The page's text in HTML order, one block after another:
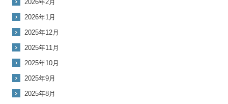
2026年2月
2026年1月
2025年12月
2025年11月
2025年10月
2025年9月
2025年8月